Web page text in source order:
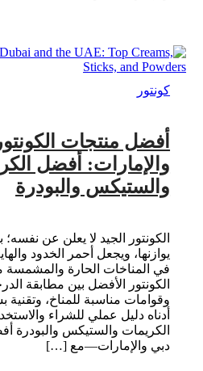
كونتور
أفضل منتجات
والإمارات: أفضل
والستيكس والبودرة
الكونتور الجيد لا يعلن عن
يوازنها، ويجعل أحمر الخدود
في المناخات الحارة والمشمسة
الكونتور الأفضل بين مطابقة
وقوامات مناسبة للمناخ، وتقنية
أدناه دليل عملي للشراء
الكريمات والستيكس والبودرة
دبي والإمارات—مع […]